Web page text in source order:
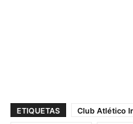
ETIQUETAS Club Atlético